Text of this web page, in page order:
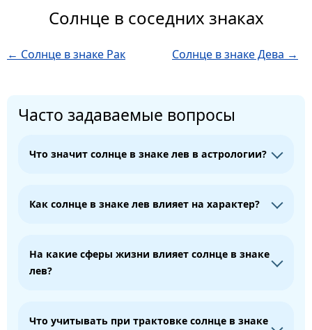
Солнце в соседних знаках
← Солнце в знаке Рак Солнце в знаке Дева →
Часто задаваемые вопросы
Что значит солнце в знаке лев в астрологии?
Как солнце в знаке лев влияет на характер?
На какие сферы жизни влияет солнце в знаке
лев?
Что учитывать при трактовке солнце в знаке